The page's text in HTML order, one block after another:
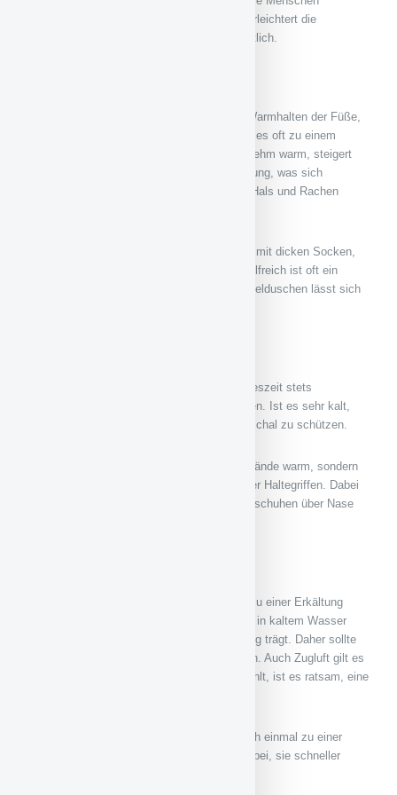
anzustecken. Eine solche Verhaltensweise erleichtert die
Erkältungsvorbeugung der Mitmenschen deutlich.
Ebenfalls ein bewährtes Hausmittel ist das Warmhalten der Füße,
denn wenn diese ständig zu kalt sind, führt dies oft zu einem
grippalen Infekt. Sind jedoch die Füße angenehm warm, steigert
dies im gesamten Organismus die Durchblutung, was sich
wiederum günstig auf die Schleimhäute von Hals und Rachen
Am besten warmhalten lassen sich die Füße mit dicken Socken,
warmen Schuhen oder einer Wärmflasche. Hilfreich ist oft ein
warmes Fußbad. Durch regelmäßiges Wechselduschen lässt sich
Grundsätzlich sollte während der kalten Jahreszeit stets
angemessen warme Kleidung getragen werden. Ist es sehr kalt,
empfiehlt es sich, die Atemwege mit einem Schal zu schützen.
Wer Handschuhe trägt, hält nicht nur seine Hände warm, sondern
schützt sich zugleich vor Keimen an Tür- oder Haltegriffen. Dabei
ist darauf zu achten, sich nicht mit den Handschuhen über Nase
Aber auch in den Sommermonaten kann es zu einer Erkältung
kommen, wenn man sich zum Beispiel lange in kaltem Wasser
aufhält oder nasse bzw. verschwitzte Kleidung trägt. Daher sollte
solche Kleidung schnell ausgetauscht werden. Auch Zugluft gilt es
zu vermeiden. Wenn es sich am Abend abkühlt, ist es ratsam, eine
Kommt es trotz aller Schutzmaßnahmen doch einmal zu einer
Erkältung, hilft ein starkes Abwehrsystem dabei, sie schneller